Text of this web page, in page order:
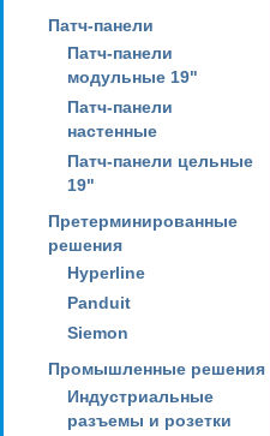
Патч-панели
Патч-панели
модульные 19"
Патч-панели
настенные
Патч-панели цельные
19"
Претерминированные
решения
Hyperline
Panduit
Siemon
Промышленные решения
Индустриальные
разъемы и розетки